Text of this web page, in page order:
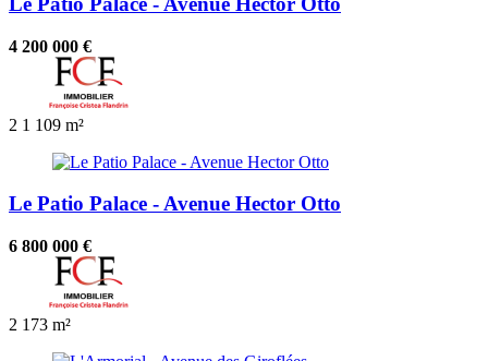
4 200 000 €
2 1 109 m²
Le Patio Palace - Avenue Hector Otto
6 800 000 €
2 173 m²